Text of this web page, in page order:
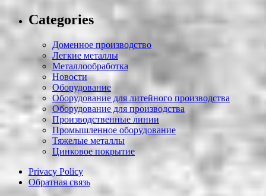
Categories
Доменное производство
Легкие металлы
Металлообработка
Новости
Оборудование
Оборудование для литейного производства
Оборудование для производства
Производственные линии
Промышленное оборудование
Тяжелые металлы
Цинковое покрытие
Privacy Policy
Обратная связь